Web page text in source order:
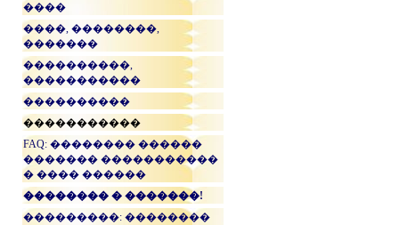
����
����, ��������,
�������
����������,
�����������
����������
�����������
FAQ: �������� ������
������� �����������
� ���� ������
�������� � �������!
���������: ��������